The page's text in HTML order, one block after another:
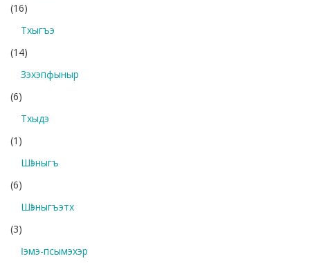
(16)
Тхыгъэ
(14)
Зэхэпфыныр
(6)
Тхыдэ
(1)
Шӏэныгъ
(6)
Шӏэныгъэтх
(3)
Ӏэмэ-псымэхэр